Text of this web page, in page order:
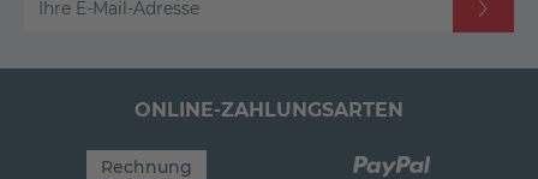
Ihre E-Mail-Adresse
ONLINE-ZAHLUNGSARTEN
Rechnung